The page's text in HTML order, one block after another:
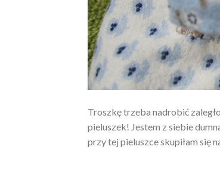
Troszkę trzeba nadrobić
pieluszek! Jestem z siebie
przy tej pieluszce skupiłam się